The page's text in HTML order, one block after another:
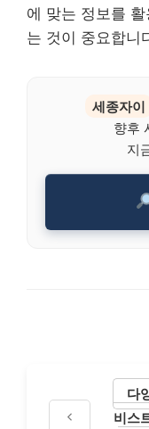
에 맞는 정보를
는 것이 중요합니
세종자이
향후
지
다
비스